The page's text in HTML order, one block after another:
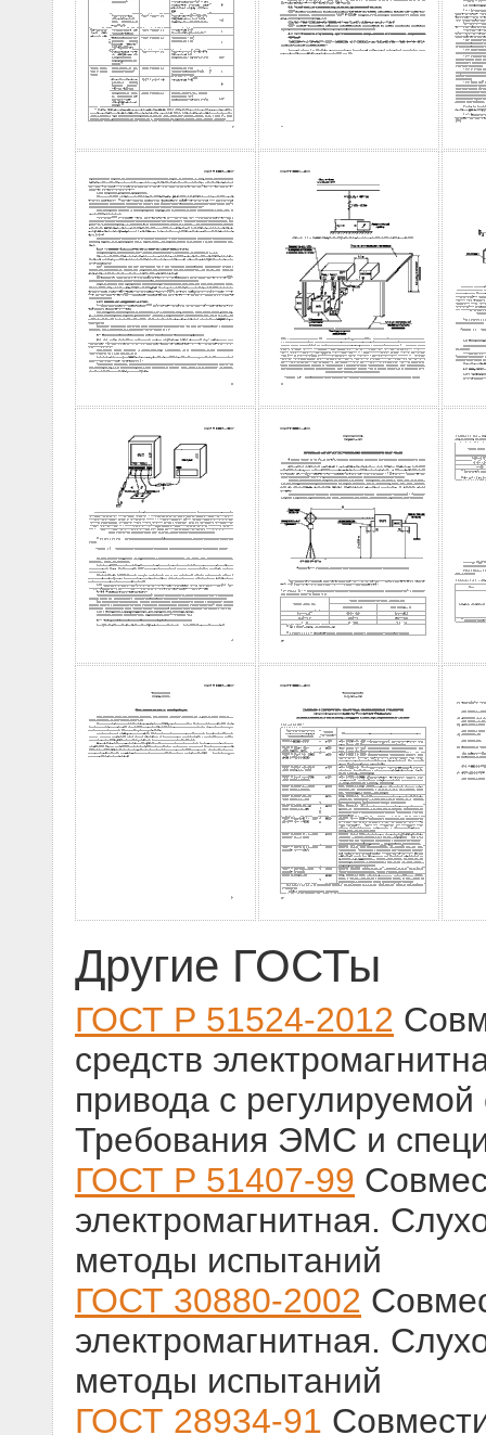
Другие ГОСТы
ГОСТ Р 51524-2012
средств
привода с
Требования ЭМС и
ГОСТ Р 51407-99
электромагнитная.
методы испытаний
ГОСТ 30880-2002
электромагнитная.
методы испытаний
ГОСТ 28934-91